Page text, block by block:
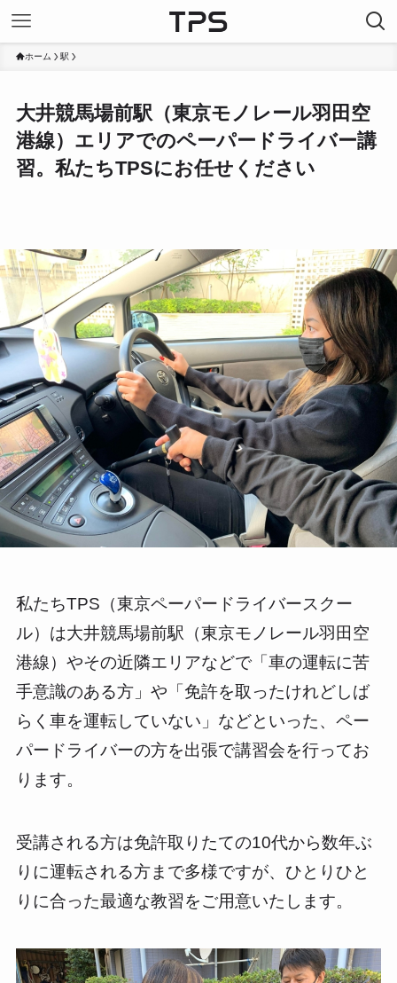
ホーム 駅
大井競馬場前駅（東京モノレール羽田空
港線）エリアでのペーパードライバー講
習。私たちTPSにお任せください
私たちTPS（東京ペーパードライバースクー
ル）は大井競馬場前駅（東京モノレール羽田空
港線）やその近隣エリアなどで「車の運転に苦
手意識のある方」や「免許を取ったけれどしば
らく車を運転していない」などといった、ペー
パードライバーの方を出張で講習会を行ってお
ります。
受講される方は免許取りたての10代から数年ぶ
りに運転される方まで多様ですが、ひとりひと
りに合った最適な教習をご用意いたします。